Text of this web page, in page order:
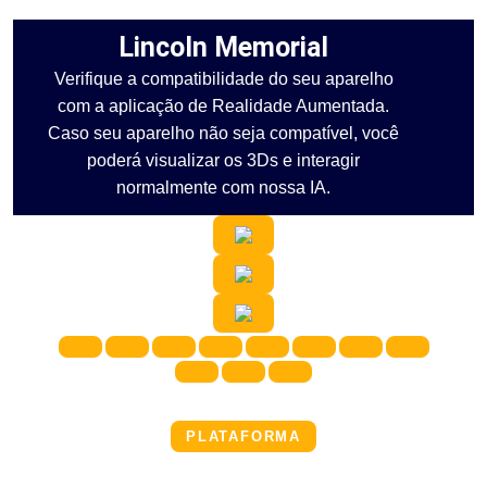
Lincoln Memorial
Verifique a compatibilidade do seu aparelho
com a aplicação de Realidade Aumentada.
Caso seu aparelho não seja compatível, você
poderá visualizar os 3Ds e interagir
normalmente com nossa IA.
PLATAFORMA